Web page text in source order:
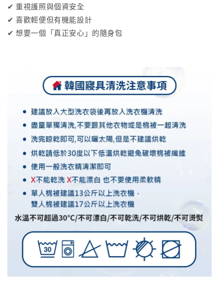
✔ 重視護照與個資安全
✔ 喜歡輕便但有機能設計
✔ 想要一個「真正安心」的隨身包